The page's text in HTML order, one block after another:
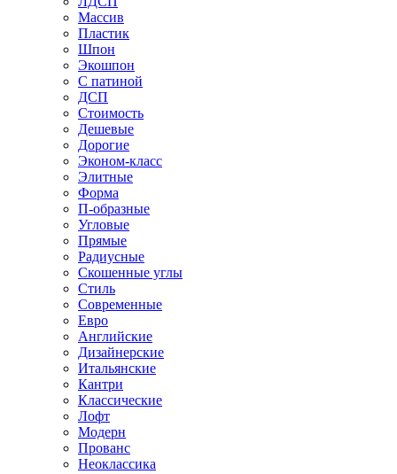
Массив
Пластик
Шпон
Экошпон
С патиной
ДСП
Стоимость
Дешевые
Дорогие
Эконом-класс
Элитные
Форма
П-образные
Угловые
Прямые
Радиусные
Скошенные углы
Стиль
Современные
Евро
Английские
Дизайнерские
Итальянские
Кантри
Классические
Лофт
Модерн
Прованс
Неоклассика